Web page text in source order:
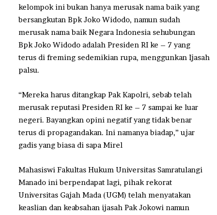
kelompok ini bukan hanya merusak nama baik yang
bersangkutan Bpk Joko Widodo, namun sudah
merusak nama baik Negara Indonesia sehubungan
Bpk Joko Widodo adalah Presiden RI ke – 7 yang
terus di freming sedemikian rupa, menggunkan Ijasah
palsu.
“Mereka harus ditangkap Pak Kapolri, sebab telah
merusak reputasi Presiden RI ke – 7 sampai ke luar
negeri. Bayangkan opini negatif yang tidak benar
terus di propagandakan. Ini namanya biadap,” ujar
gadis yang biasa di sapa Mirel
Mahasiswi Fakultas Hukum Universitas Samratulangi
Manado ini berpendapat lagi, pihak rekorat
Universitas Gajah Mada (UGM) telah menyatakan
keaslian dan keabsahan ijasah Pak Jokowi namun